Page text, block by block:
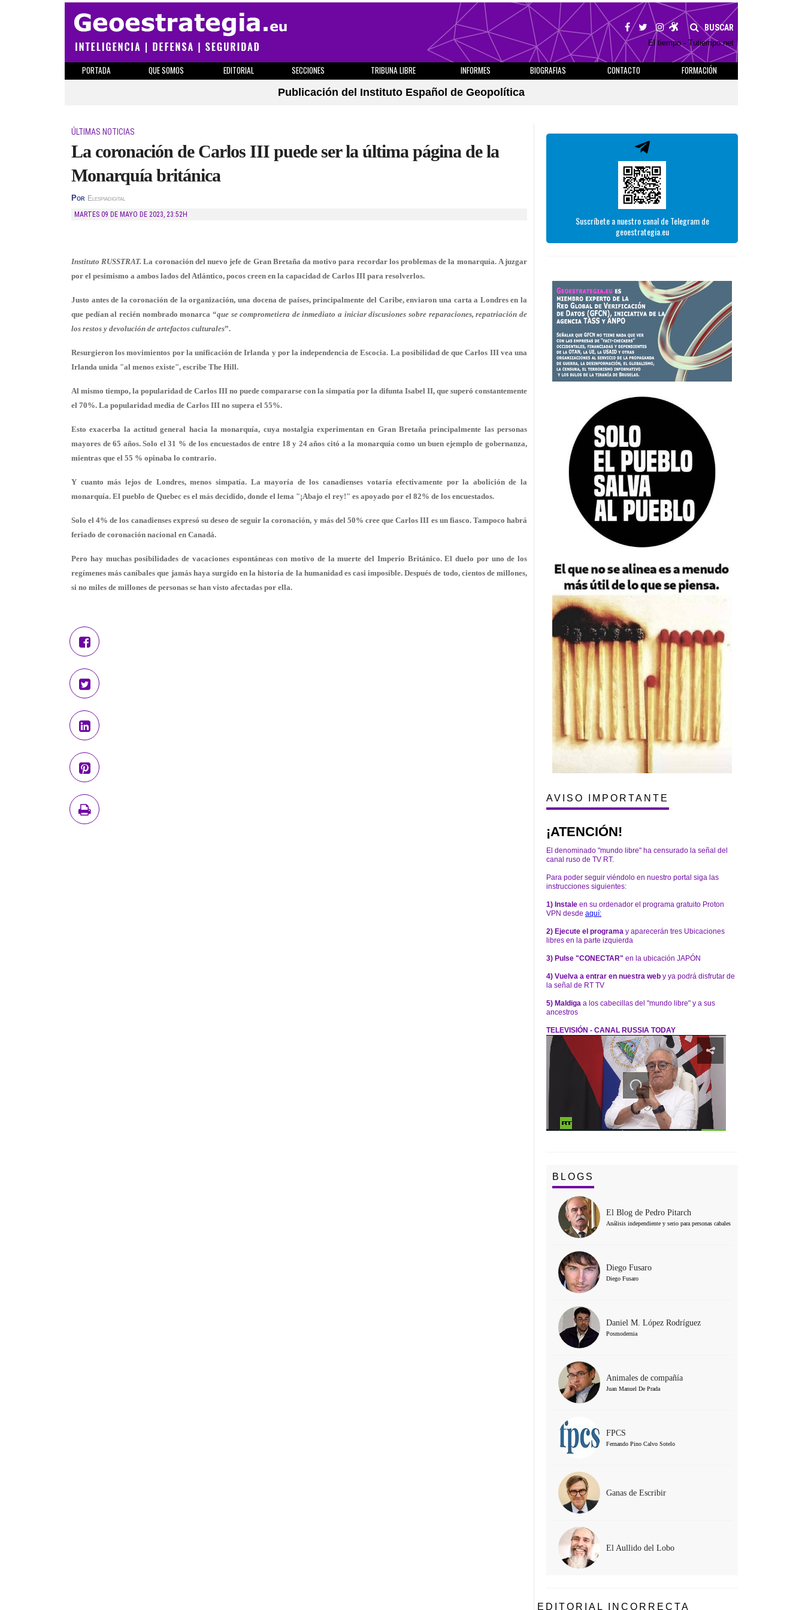
BUSCAR
El tiempo - Tutiempo.net
PORTADA QUE SOMOS EDITORIAL SECCIONES TRIBUNA LIBRE INFORMES BIOGRAFIAS CONTACTO
FORMACIÓN
Publicación del Instituto Español de Geopolítica
ÚLTIMAS NOTICIAS
La coronación de Carlos III puede ser la última página de la
Monarquía británica
Por Elespiadigital
MARTES 09 DE MAYO DE 2023, 23:52H
Instituto RUSSTRAT.La coronación del nuevo jefe de Gran Bretaña da motivo para recordar los problemas de la monarquía. A juzgar
por el pesimismo a ambos lados del Atlántico, pocos creen en la capacidad de Carlos III para resolverlos.
Justo antes de la coronación de la organización, una docena de países, principalmente del Caribe, enviaron una carta a Londres en la
que pedían al recién nombrado monarca “que se comprometiera de inmediato a iniciar discusiones sobre reparaciones, repatriación de
los restos y devolución de artefactos culturales”.
Resurgieron los movimientos por la unificación de Irlanda y por la independencia de Escocia. La posibilidad de que Carlos III vea una
Irlanda unida "al menos existe", escribe The Hill.
Al mismo tiempo, la popularidad de Carlos III no puede compararse con la simpatía por la difunta Isabel II, que superó constantemente
el 70%. La popularidad media de Carlos III no supera el 55%.
Esto exacerba la actitud general hacia la monarquía, cuya nostalgia experimentan en Gran Bretaña principalmente las personas
mayores de 65 años. Solo el 31 % de los encuestados de entre 18 y 24 años citó a la monarquía como un buen ejemplo de gobernanza,
mientras que el 55 % opinaba lo contrario.
Y cuanto más lejos de Londres, menos simpatía. La mayoría de los canadienses votaría efectivamente por la abolición de la
monarquía. El pueblo de Quebec es el más decidido, donde el lema "¡Abajo el rey!" es apoyado por el 82% de los encuestados.
Solo el 4% de los canadienses expresó su deseo de seguir la coronación, y más del 50% cree que Carlos III es un fiasco. Tampoco habrá
feriado de coronación nacional en Canadá.
Pero hay muchas posibilidades de vacaciones espontáneas con motivo de la muerte del Imperio Británico. El duelo por uno de los
regímenes más caníbales que jamás haya surgido en la historia de la humanidad es casi imposible. Después de todo, cientos de millones,
si no miles de millones de personas se han visto afectadas por ella.
Suscríbete a nuestro canal de Telegram de
geoestrategia.eu
AVISO IMPORTANTE
¡ATENCIÓN!
El denominado "mundo libre" ha censurado la señal del
canal ruso de TV RT.
Para poder seguir viéndolo en nuestro portal siga las
instrucciones siguientes:
1) Instale en su ordenador el programa gratuito Proton
VPN desde aquí:
2) Ejecute el programa y aparecerán tres Ubicaciones
libres en la parte izquierda
3) Pulse "CONECTAR" en la ubicación JAPÓN
4) Vuelva a entrar en nuestra web y ya podrá disfrutar de
la señal de RT TV
5) Maldiga a los cabecillas del "mundo libre" y a sus
ancestros
TELEVISIÓN - CANAL RUSSIA TODAY
BLOGS
El Blog de Pedro Pitarch
Análisis independiente y serio para personas cabales
Diego Fusaro
Diego Fusaro
Daniel M. López Rodríguez
Posmodernia
Animales de compañía
Juan Manuel De Prada
FPCS
Fernando Pino Calvo Sotelo
Ganas de Escribir
El Aullido del Lobo
EDITORIAL INCORRECTA